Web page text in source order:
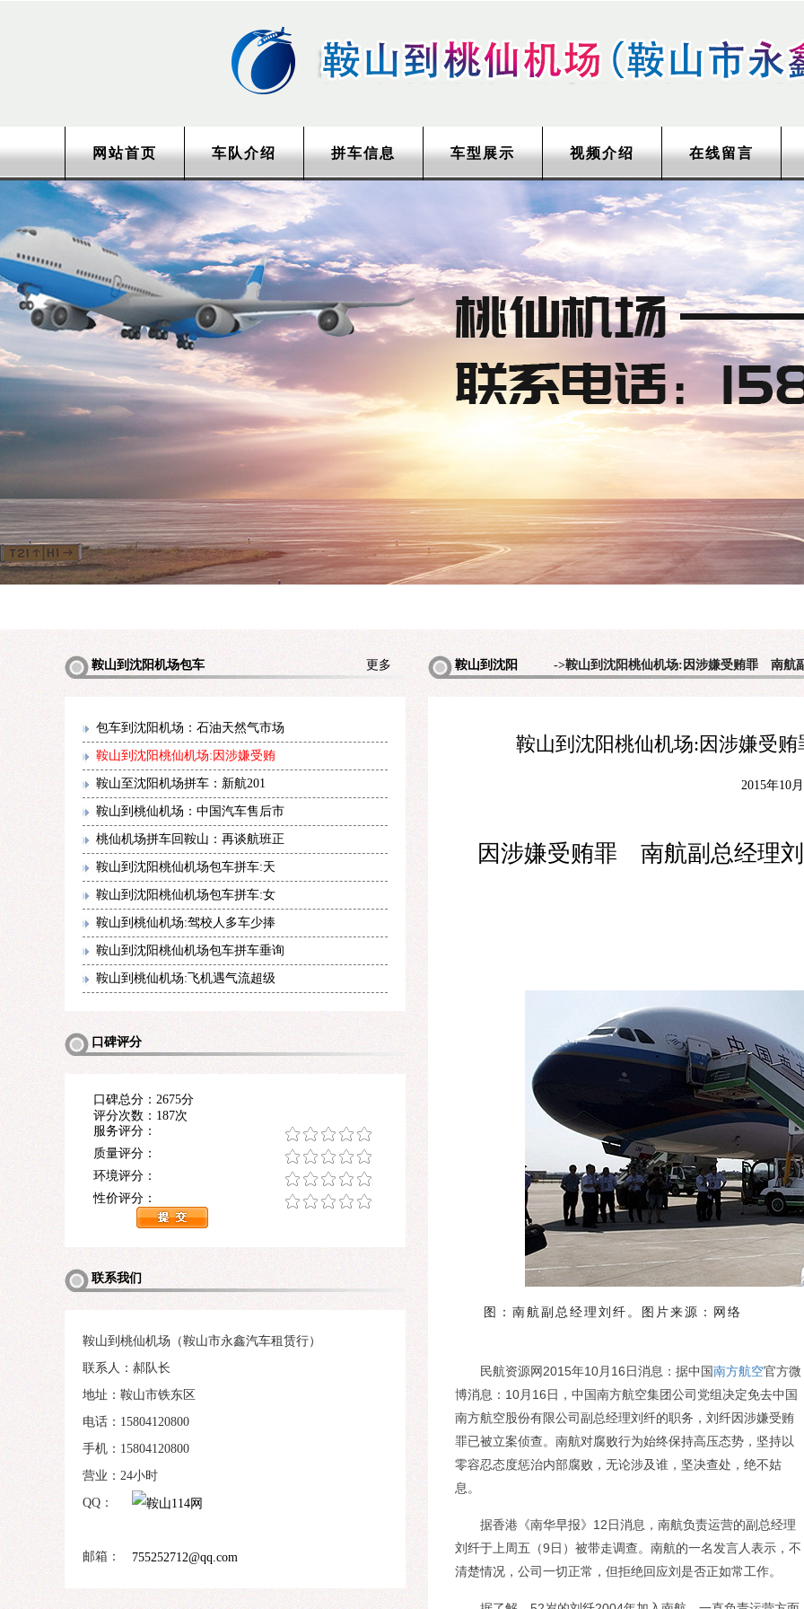
网站首页 车队介绍 拼车信息 车型展示 视频介绍 在线留言
更多
鞍山到沈阳机场包车
包车到沈阳机场：石油天然气市场
鞍山到沈阳桃仙机场:因涉嫌受贿
鞍山至沈阳机场拼车：新航201
鞍山到桃仙机场：中国汽车售后市
桃仙机场拼车回鞍山：再谈航班正
鞍山到沈阳桃仙机场包车拼车:天
鞍山到沈阳桃仙机场包车拼车:女
鞍山到桃仙机场:驾校人多车少捧
鞍山到沈阳桃仙机场包车拼车垂询
鞍山到桃仙机场:飞机遇气流超级
口碑评分
口碑总分：2675分
评分次数：187次
服务评分：
质量评分：
环境评分：
性价评分：
联系我们
鞍山到桃仙机场（鞍山市永鑫汽车租赁行）
联系人：郝队长
地址：鞍山市铁东区
电话：15804120800
手机：15804120800
营业：24小时
QQ：
邮箱： 755252712@qq.com
鞍山到沈阳
->鞍山到沈阳桃仙机场:因涉嫌受贿罪 南航
鞍山到沈阳桃仙机场:因涉嫌受
2015年10
因涉嫌受贿罪 南航副总经理
图：南航副总经理刘纤。图片来源：网络
民航资源网2015年10月16日消息：据中国南方航空官方微
博消息：10月16日，中国南方航空集团公司党组决定免去中国
南方航空股份有限公司副总经理刘纤的职务，刘纤因涉嫌受贿
罪已被立案侦查。南航对腐败行为始终保持高压态势，坚持以
零容忍态度惩治内部腐败，无论涉及谁，坚决查处，绝不姑
息。
据香港《南华早报》12日消息，南航负责运营的副总经理
刘纤于上周五（9日）被带走调查。南航的一名发言人表示，不
清楚情况，公司一切正常，但拒绝回应刘是否正如常工作。